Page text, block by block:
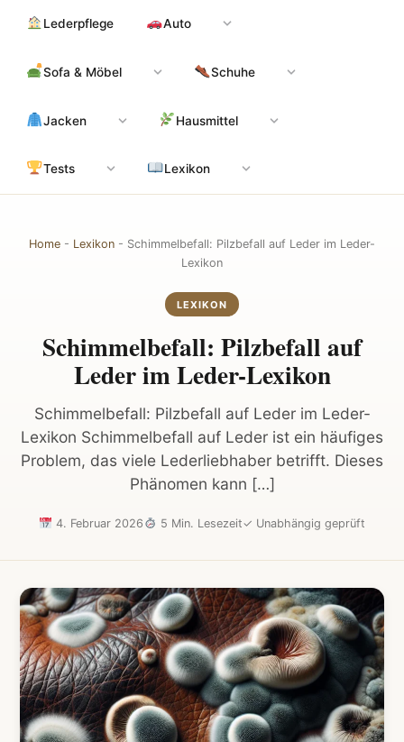
Inhalt
Lederpflege Auto
Sofa & Möbel Schuhe
Jacken Hausmittel
Tests Lexikon
Home - Lexikon - Schimmelbefall: Pilzbefall auf Leder im Leder-
Lexikon
LEXIKON
Schimmelbefall: Pilzbefall auf
Leder im Leder-Lexikon
Schimmelbefall: Pilzbefall auf Leder im Leder-
Lexikon Schimmelbefall auf Leder ist ein häufiges
Problem, das viele Lederliebhaber betrifft. Dieses
Phänomen kann […]
4. Februar 2026 5 Min. Lesezeit✓ Unabhängig geprüft